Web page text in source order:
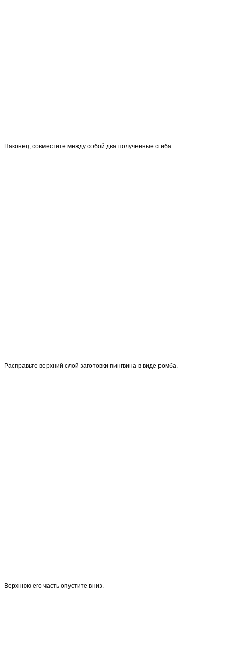
Наконец, совместите между собой два полученные сгиба.
Расправьте верхний слой заготовки пингвина в виде ромба.
Верхнюю его часть опустите вниз.